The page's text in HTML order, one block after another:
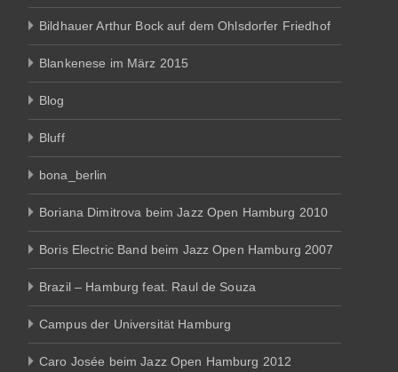
Bildhauer Arthur Bock auf dem Ohlsdorfer Friedhof
Blankenese im März 2015
Blog
Bluff
bona_berlin
Boriana Dimitrova beim Jazz Open Hamburg 2010
Boris Electric Band beim Jazz Open Hamburg 2007
Brazil – Hamburg feat. Raul de Souza
Campus der Universität Hamburg
Caro Josée beim Jazz Open Hamburg 2012